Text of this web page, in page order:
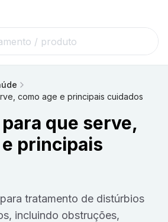
como age e principais cuidados
que serve,
principais
incluindo obstruções,